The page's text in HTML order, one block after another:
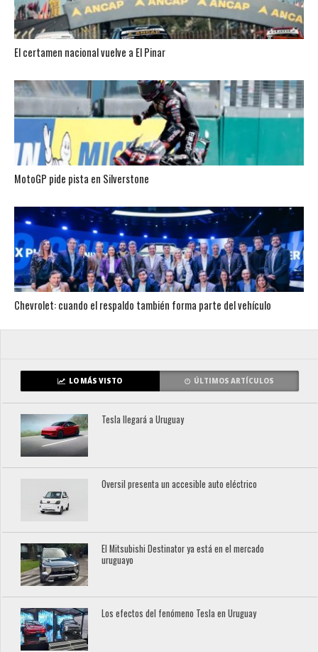
El certamen nacional vuelve a El Pinar
MotoGP pide pista en Silverstone
Chevrolet: cuando el respaldo también forma parte del vehículo
LO MÁS VISTO ÚLTIMOS ARTÍCULOS
Tesla llegará a Uruguay
Oversil presenta un accesible auto eléctrico
El Mitsubishi Destinator ya está en el mercado
uruguayo
Los efectos del fenómeno Tesla en Uruguay